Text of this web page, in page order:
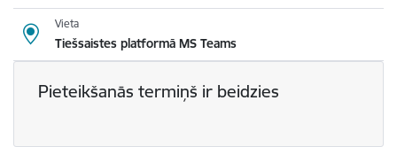
Vieta
Tiešsaistes platformā MS Teams
Pieteikšanās termiņš ir beidzies